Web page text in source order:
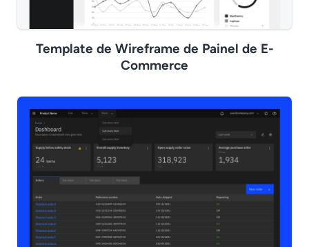
Template de Wireframe de Painel de E-
Commerce